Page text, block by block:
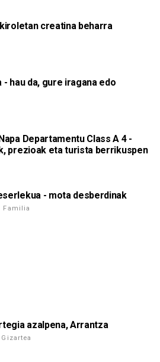
creatina beharra
- hau da, gure iragana edo
Departamentu Class A 4 -
prezioak eta turista berrikuspen
- mota desberdinak
Familia
azalpena, Arrantza